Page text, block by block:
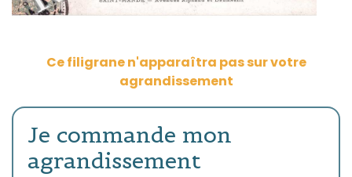
Ce filigrane n'apparaîtra pas sur votre
agrandissement
Je commande mon
agrandissement